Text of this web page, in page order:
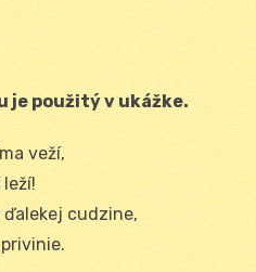
je použitý v ukážke.
veží,
ďalekej cudzine,